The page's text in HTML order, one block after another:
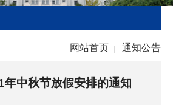
网站首页 通知公告
年中秋节放假安排的通知